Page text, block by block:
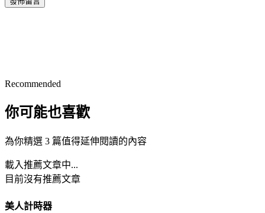
Recommended
你可能也喜歡
為你精選 3 篇值得延伸閱讀的內容
載入推薦文章中...
目前沒有推薦文章
美人計時器